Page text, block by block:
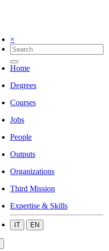
×
Home
Degrees
Courses
Jobs
People
Outputs
Organizations
Third Mission
Expertise & Skills
IT EN